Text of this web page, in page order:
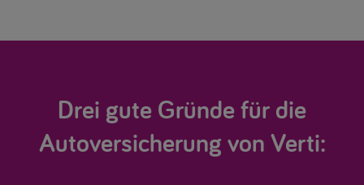
Drei gute Gründe für die
Autoversicherung von Verti: